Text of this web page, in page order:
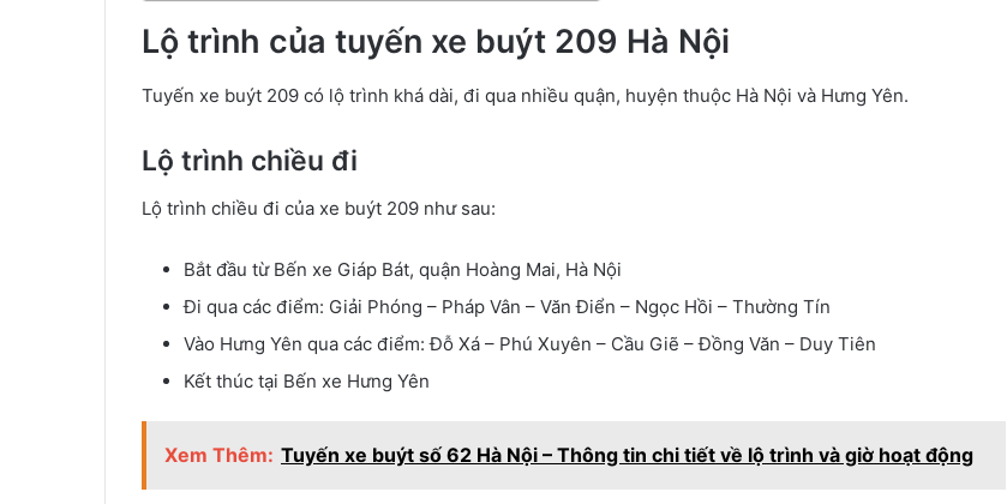
Lộ trình của tuyến xe buýt 209 Hà Nội
Tuyến xe buýt 209 có lộ trình khá dài, đi qua nhiều quận, huyện thuộc Hà Nội và Hưng Yên.
Lộ trình chiều đi
Lộ trình chiều đi của xe buýt 209 như sau:
Bắt đầu từ Bến xe Giáp Bát, quận Hoàng Mai, Hà Nội
Đi qua các điểm: Giải Phóng – Pháp Vân – Văn Điển – Ngọc Hồi – Thường Tín
Vào Hưng Yên qua các điểm: Đỗ Xá – Phú Xuyên – Cầu Giẽ – Đồng Văn – Duy Tiên
Kết thúc tại Bến xe Hưng Yên
Xem Thêm: Tuyến xe buýt số 62 Hà Nội – Thông tin chi tiết về lộ trình và giờ hoạt động